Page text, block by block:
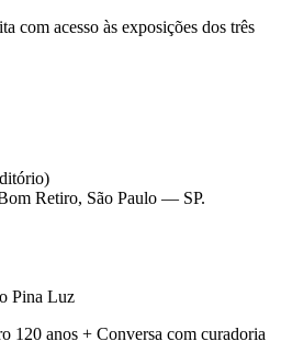
com acesso às exposições dos três
Retiro, São Paulo — SP.
Pina Luz
120 anos + Conversa com curadoria